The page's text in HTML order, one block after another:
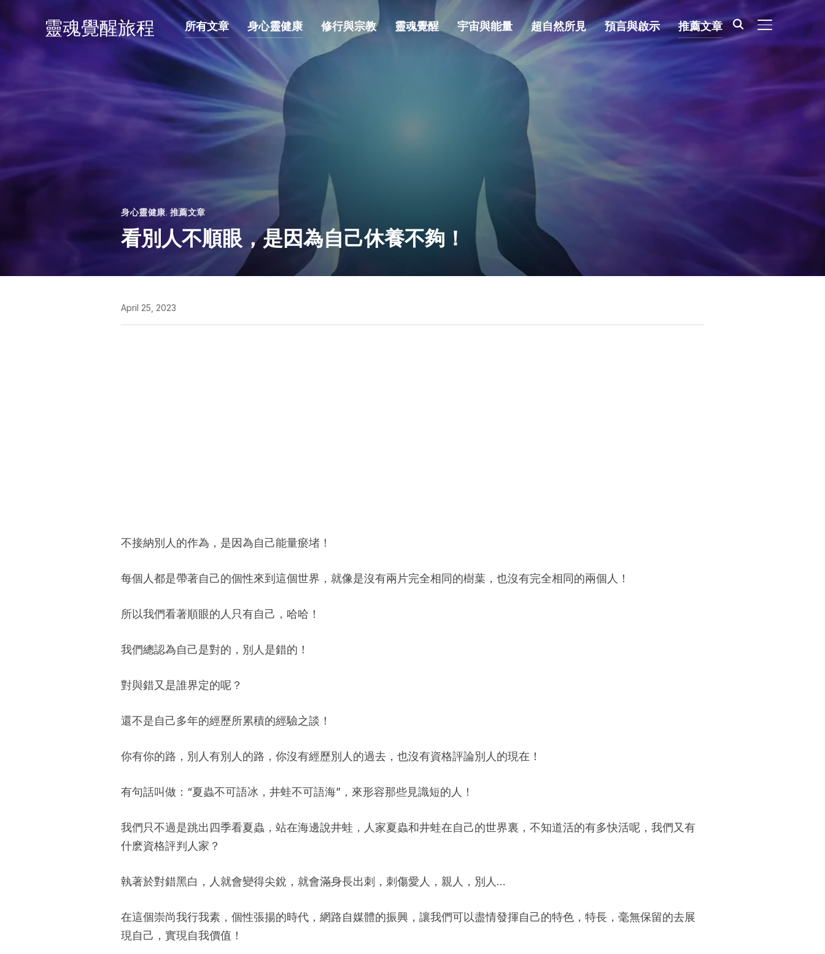
靈魂覺醒旅程 TOGGLE
所有文章 身心靈健康 修行與宗教 靈魂覺醒 宇宙與能量 超自然所見 預言與啟示 推薦文章
身心靈健康, 推薦文章
看別人不順眼，是因為自己休養不夠！
April 25, 2023
不接納別人的作為，是因為自己能量瘀堵！
每個人都是帶著自己的個性來到這個世界，就像是沒有兩片完全相同的樹葉，也沒有完全相同的兩個人！
所以我們看著順眼的人只有自己，哈哈！
我們總認為自己是對的，別人是錯的！
對與錯又是誰界定的呢？
還不是自己多年的經歷所累積的經驗之談！
你有你的路，別人有別人的路，你沒有經歷別人的過去，也沒有資格評論別人的現在！
有句話叫做：“夏蟲不可語冰，井蛙不可語海”，來形容那些見識短的人！
我們只不過是跳出四季看夏蟲，站在海邊說井蛙，人家夏蟲和井蛙在自己的世界裏，不知道活的有多快活呢，我們又有
什麽資格評判人家？
執著於對錯黑白，人就會變得尖銳，就會滿身長出刺，刺傷愛人，親人，別人…
在這個崇尚我行我素，個性張揚的時代，網路自媒體的振興，讓我們可以盡情發揮自己的特色，特長，毫無保留的去展
現自己，實現自我價值！